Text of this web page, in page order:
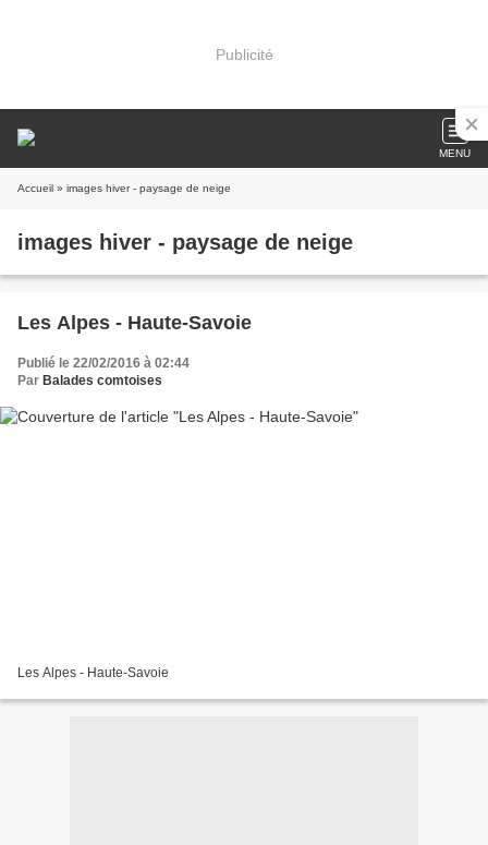
Publicité
MENU
Accueil » images hiver - paysage de neige
images hiver - paysage de neige
Les Alpes - Haute-Savoie
Publié le 22/02/2016 à 02:44
Par Balades comtoises
Les Alpes - Haute-Savoie